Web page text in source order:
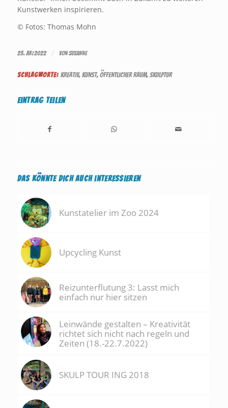
Kunstwerken inspirieren.
© Fotos: Thomas Mohn
23. JULI 2022 / VONSUSANNE
SCHLAGWORTE: KREATIV, KUNST, ÖFFENTLICHER RAUM, SKULPTUR
Eintrag teilen
Das könnte Dich auch interessieren
Kunstatelier im Zoo 2024
Upcycling Kunst
Reizunterflutung 3: Lasst mich
einfach nur hier sitzen
Leinwände gestalten – Kreativität
richtet sich nicht nach regeln und
Zeiten (18.-22.7.2022)
SKULP TOUR ING 2018